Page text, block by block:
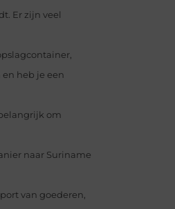
Er zijn veel
heb je een
om
naar Suriname
van goederen,